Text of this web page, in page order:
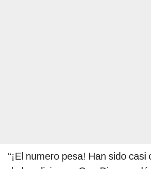
“¡El numero pesa! Han sido casi